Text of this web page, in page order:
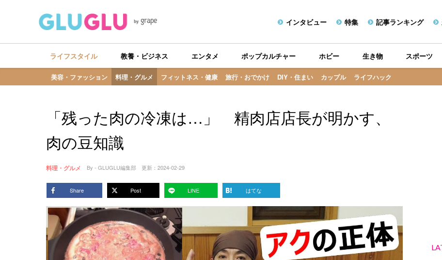
インタビュー 特集 記事ランキング
ライフスタイル
美容・ファッション 料理・グルメ フィットネス・健康 旅行・おでかけ DIY・住まい カップル ライフハック
教養・ビジネス エンタメ ポップカルチャー ホビー 生き物 スポーツ
「残った肉の冷凍は…」 精肉店店長が明かす、
肉の豆知識
料理・グルメ By - GLUGLU編集部 更新： 2024-02-29
Share Post LINE はてな